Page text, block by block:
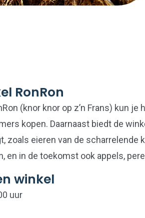
RonRon
(knor knor op z’n Frans) kun je
kopen. Daarnaast biedt de
zoals eieren van de scharrelende
en in de toekomst ook appels,
winkel
uur